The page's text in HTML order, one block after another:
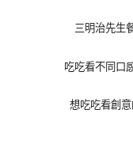
三明治先生
吃吃看不同口
想吃吃看創